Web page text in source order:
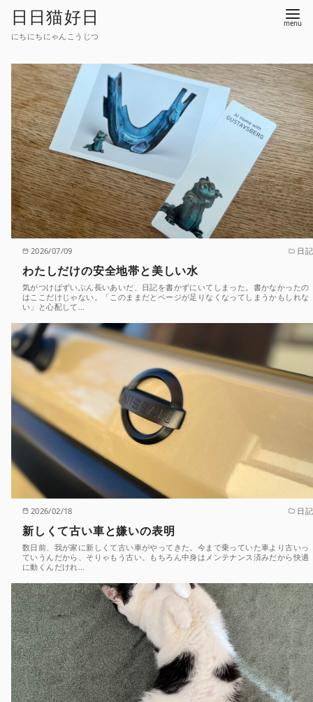
日日猫好日
にちにちにゃんこうじつ
2026/07/09 日記
わたしだけの安全地帯と美しい水
気がつけばずいぶん長いあいだ、日記を書かずにいてしまった。書かなかったの
はここだけじゃない。「このままだとページが足りなくなってしまうかもしれな
い」と心配して…
2026/02/18 日記
新しくて古い車と嫌いの表明
数日前、我が家に新しくて古い車がやってきた。今まで乗っていた車より古いっ
ていうんだから、そりゃもう古い。もちろん中身はメンテナンス済みだから快適
に動くんだけれ…